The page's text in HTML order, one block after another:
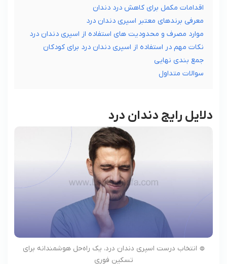
اقدامات مکمل برای کاهش درد دندان
معرفی برندهای معتبر اسپری دندان درد
موارد مصرف و محدودیت ‌های استفاده از اسپری دندان درد
نکات مهم در استفاده از اسپری دندان درد برای کودکان
جمع بندی نهایی
سوالات متداول
دلایل رایج دندان درد
انتخاب درست اسپری دندان درد، یک راه‌حل هوشمندانه برای
تسکین فوری